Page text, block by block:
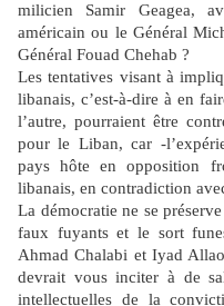
milicien Samir Geagea,
américain ou le Général
Général Fouad Chehab ?
Les tentatives visant à
libanais, c’est-à-dire à en
l’autre, pourraient être
pour le Liban, car -
pays hôte en opposition
libanais, en contradiction
La démocratie ne se
faux fuyants et le sort
Ahmad Chalabi et Iyad
devrait vous inciter à de
intellectuelles de la